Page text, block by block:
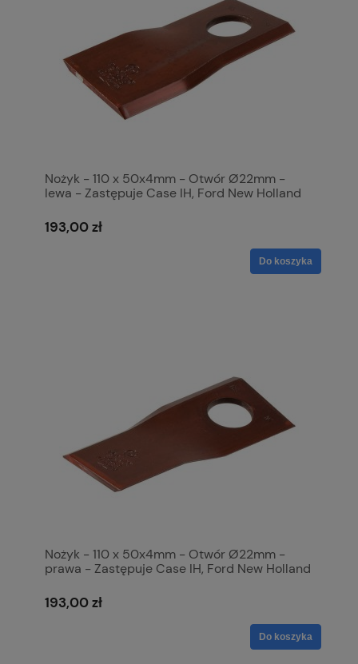
Nożyk - 110 x 50x4mm - Otwór Ø22mm -
lewa - Zastępuje Case IH, Ford New Holland
193,00 zł
Do koszyka
Nożyk - 110 x 50x4mm - Otwór Ø22mm -
prawa - Zastępuje Case IH, Ford New Holland
193,00 zł
Do koszyka